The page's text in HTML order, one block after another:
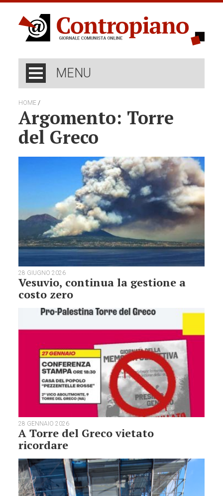
MENU
HOME /
Argomento: Torre
del Greco
28 GIUGNO 2026
Vesuvio, continua la gestione a
costo zero
28 GENNAIO 2026
A Torre del Greco vietato
ricordare